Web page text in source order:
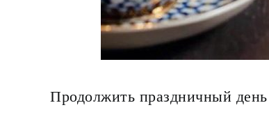
Продолжить праздничный